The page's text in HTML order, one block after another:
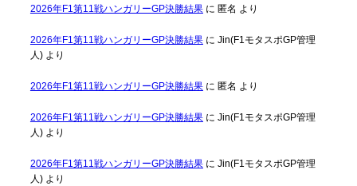
2026年F1第11戦ハンガリーGP決勝結果に 匿名 より
2026年F1第11戦ハンガリーGP決勝結果に Jin(F1モタスポGP管理
人)より
2026年F1第11戦ハンガリーGP決勝結果に 匿名 より
2026年F1第11戦ハンガリーGP決勝結果に Jin(F1モタスポGP管理
人)より
2026年F1第11戦ハンガリーGP決勝結果に Jin(F1モタスポGP管理
人)より